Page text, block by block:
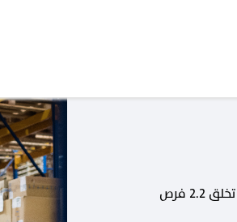
كل وظيفة جديدة في القطاع الصناعي تخلق 2.2 فرص